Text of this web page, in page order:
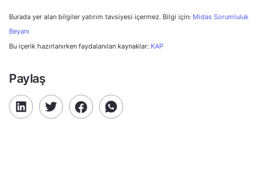
Burada yer alan bilgiler yatırım tavsiyesi içermez. Bilgi için: Midas Sorumluluk
Beyanı
Bu içerik hazırlanırken faydalanılan kaynaklar: KAP
Paylaş